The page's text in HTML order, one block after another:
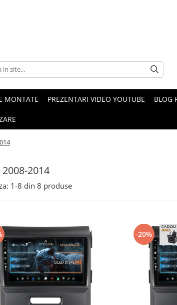
MONTATE PREZENTARI VIDEO YOUTUBE BLOG
2008-2014
1-8 din 8 produse
-20%